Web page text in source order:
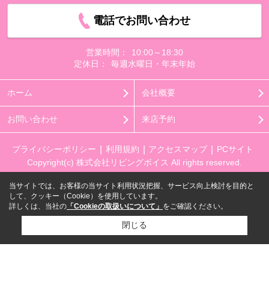
電話でお問い合わせ
営業時間：
10:00～18:30
定休日：
毎週水曜日・年末年始
ホーム 会社概要
お問い合わせ 来店予約
プライバシーポリシー 利用規約 アクセスマップ
PCサイト
Copyright(c) 株式会社リビングボイス All rights reserved.
当サイトでは、お客様の当サイト利用状況把握、サービス向上検討を目的と
して、クッキー（Cookie）を使用しています。
詳しくは、当社の 「Cookieの取扱いについて」 をご確認ください。
閉じる